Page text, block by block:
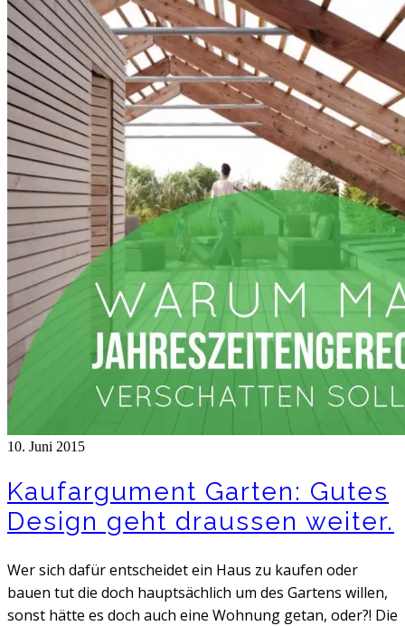
10. Juni 2015
Kaufargument Garten: Gutes
Design geht draussen weiter.
Wer sich dafür entscheidet ein Haus zu kaufen oder
bauen tut die doch hauptsächlich um des Gartens willen,
sonst hätte es doch auch eine Wohnung getan, oder?! Die